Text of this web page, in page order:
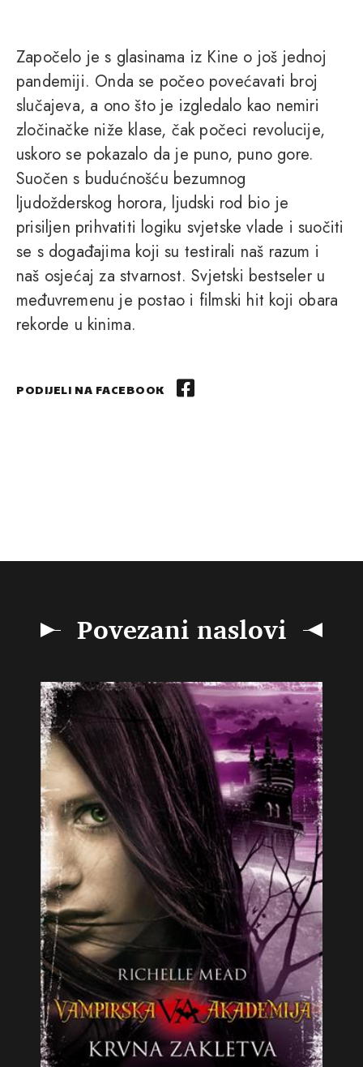
Započelo je s glasinama iz Kine o još jednoj
pandemiji. Onda se počeo povećavati broj
slučajeva, a ono što je izgledalo kao nemiri
zločinačke niže klase, čak počeci revolucije,
uskoro se pokazalo da je puno, puno gore.
Suočen s budućnošću bezumnog
ljudožderskog horora, ljudski rod bio je
prisiljen prihvatiti logiku svjetske vlade i suočiti
se s događajima koji su testirali naš razum i
naš osjećaj za stvarnost. Svjetski bestseler u
međuvremenu je postao i filmski hit koji obara
rekorde u kinima.
PODIJELI NA FACEBOOK
Povezani naslovi